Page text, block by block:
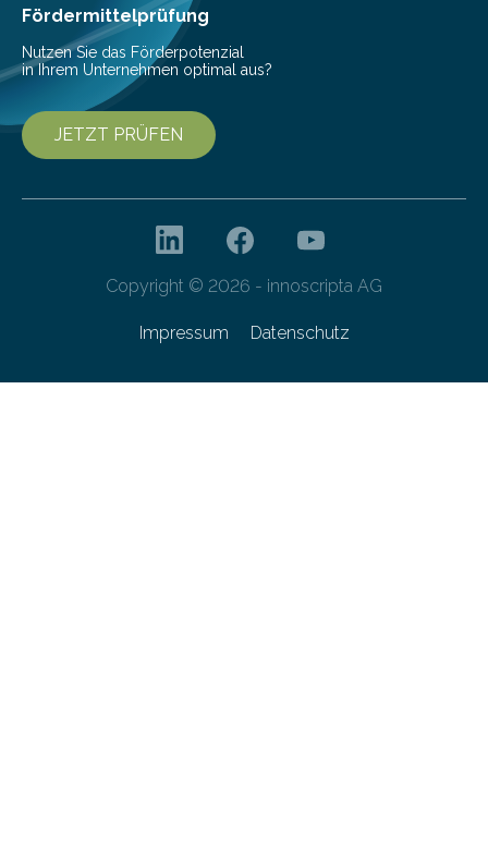
Fördermittelprüfung
Nutzen Sie das Förderpotenzial
in Ihrem Unternehmen optimal aus?
JETZT PRÜFEN
Copyright © 2026 - innoscripta AG
Impressum Datenschutz